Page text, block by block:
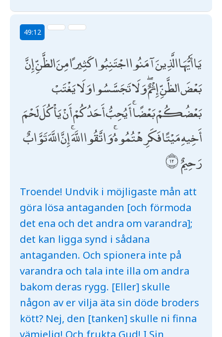
49:12
يَا أَيُّهَا الَّذِينَ آمَنُوا اجْتَنِبُوا كَثِيرًا مِنَ الظَّنِّ إِنَّ
بَعْضَ الظَّنِّ إِثْمٌ ۖ وَلَا تَجَسَّسُوا وَلَا يَغْتَبْ
بَعْضُكُمْ بَعْضًا ۚ أَيُحِبُّ أَحَدُكُمْ أَنْ يَأْكُلَ لَحْمَ
أَخِيهِ مَيْتًا فَكَرِهْتُمُوهُ ۚ وَاتَّقُوا اللَّهَ ۚ إِنَّ اللَّهَ تَوَّابٌ
رَحِيمٌ
Troende! Undvik i möjligaste mån att
göra lösa antaganden [och förmoda
det ena och det andra om varandra];
det kan ligga synd i sådana
antaganden. Och spionera inte på
varandra och tala inte illa om andra
bakom deras rygg. [Eller] skulle
någon av er vilja äta sin döde broders
kött? Nej, den [tanken] skulle ni finna
vämjelig! Och frukta Gud! I Sin